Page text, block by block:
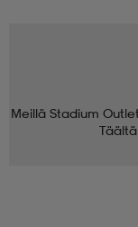
Meillä Stadium